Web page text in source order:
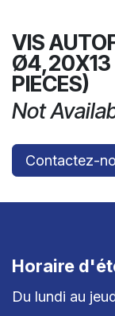
VIS
Ø4,20X13
PIECES)
Not
Contactez-
Horaire
Du lundi au